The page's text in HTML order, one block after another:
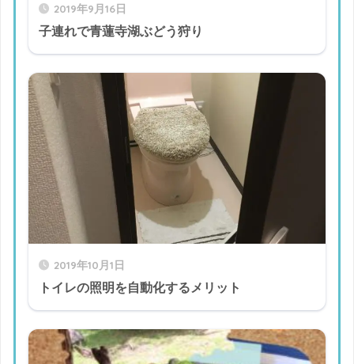
2019年9月16日
子連れで青蓮寺湖ぶどう狩り
2019年10月1日
トイレの照明を自動化するメリット